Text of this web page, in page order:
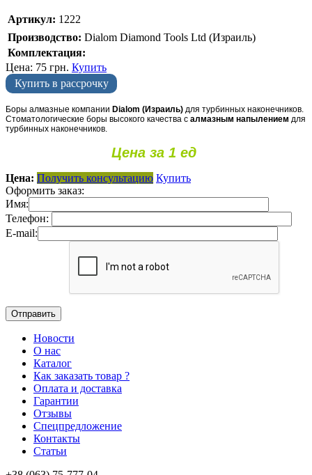
Артикул: 1222
Производство: Dialom Diamond Tools Ltd (Израиль)
Комплектация:
Цена: 75 грн. Купить
Купить в рассрочку
Боры алмазные компании Dialom (Израиль) для турбинных наконечников.
Стоматологические боры высокого качества с алмазным напылением для
турбинных наконечников.
Цена за 1 ед
Цена: Получить консультацию Купить
Оформить заказ:
Имя:
Телефон:
E-mail:
Новости
О нас
Каталог
Как заказать товар ?
Оплата и доставка
Гарантии
Отзывы
Спецпредложение
Контакты
Статьи